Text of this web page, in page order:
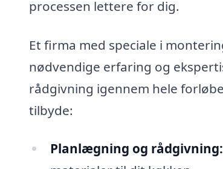
processen lettere for dig.
Et firma med speciale i
nødvendige erfaring og
rådgivning igennem hele
tilbyde:
Planlægning og rådgivning: